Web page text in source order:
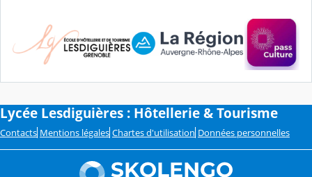
Lycée Lesdiguières : Hôtellerie & Tourisme
Contacts Mentions légales Chartes d'utilisation Données personnelles